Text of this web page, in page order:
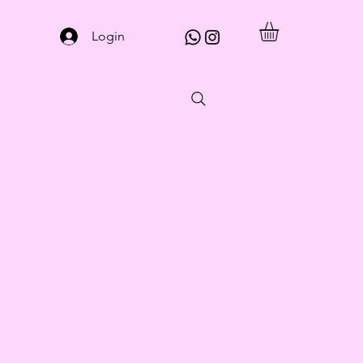
Login